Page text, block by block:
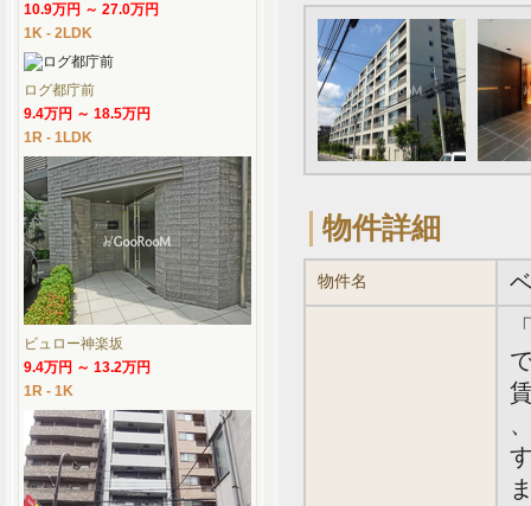
物件詳細
物件名
10.9万円 ～ 27.0万円
1K - 2LDK
ログ都庁前
9.4万円 ～ 18.5万円
1R - 1LDK
ビュロー神楽坂
9.4万円 ～ 13.2万円
1R - 1K